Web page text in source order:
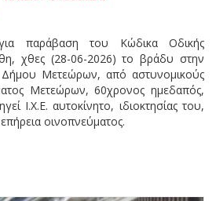
παράβαση του Κώδικα Οδικής
χθες (28-06-2026) το βράδυ στην
Μετεώρων, από αστυνομικούς
Μετεώρων, 60χρονος ημεδαπός,
Ι.Χ.Ε. αυτοκίνητο, ιδιοκτησίας του,
οινοπνεύματος.